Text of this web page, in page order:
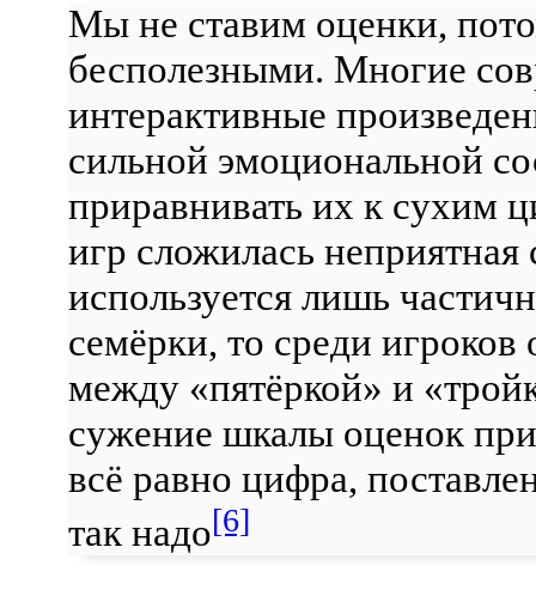
Мы не ставим оценки,
бесполезными. Многие
интерактивные
сильной эмоциональной
приравнивать их к сухим
игр сложилась
используется лишь
семёрки, то среди игроков
между «пятёркой» и
сужение шкалы оценок
всё равно цифра,
так надо[6]